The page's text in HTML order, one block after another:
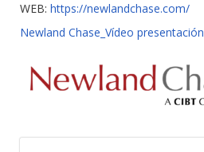
WEB: https://newlandchase.com/
Newland Chase_Vídeo presentación